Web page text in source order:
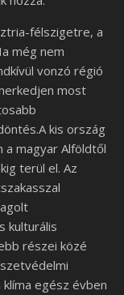
félszigetre, a
még nem
vonzó régió
most
kis ország
a magyar Alföldtől
terül el. Az
kulturális
részei közé
egész évben